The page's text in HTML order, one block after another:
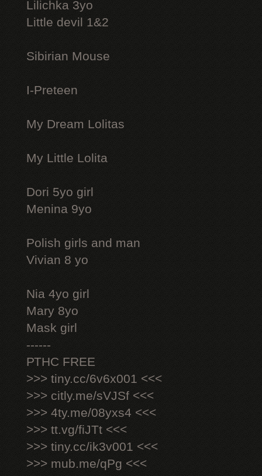
Lilichka 3yo
Little devil 1&2
Sibirian Mouse
I-Preteen
My Dream Lolitas
My Little Lolita
Dori 5yo girl
Menina 9yo
Polish girls and man
Vivian 8 yo
Nia 4yo girl
Mary 8yo
Mask girl
------
РТНС FREE
>>> tiny.cc/6v6x001 <<<
>>> citly.me/sVJSf <<<
>>> 4ty.me/08yxs4 <<<
>>> tt.vg/fiJTt <<<
>>> tiny.cc/ik3v001 <<<
>>> mub.me/qPg <<<